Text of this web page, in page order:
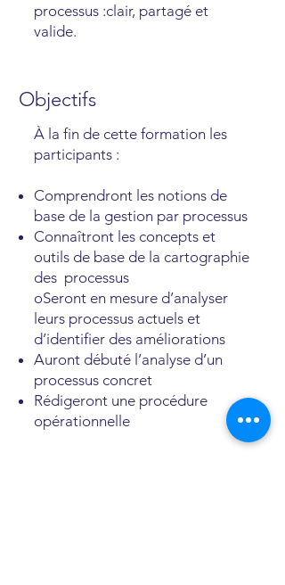
processus :clair, partagé et
valide.
Objectifs
À la fin de cette formation les
participants :
Comprendront les notions de
base de la gestion par processus
Connaîtront les concepts et
outils de base de la cartographie
des processus
oSeront en mesure d’analyser
leurs processus actuels et
d’identifier des améliorations
Auront débuté l’analyse d’un
processus concret
Rédigeront une procédure
opérationnelle